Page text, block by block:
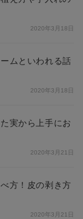
2020年3月18日
ムといわれる話
2020年3月18日
実から上手にお
2020年3月21日
方！皮の剥き方
2020年3月21日